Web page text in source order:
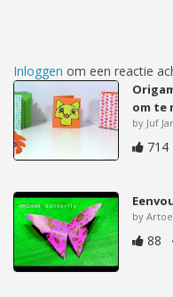
Inloggen om een reactie
om te
by Juf
by
88